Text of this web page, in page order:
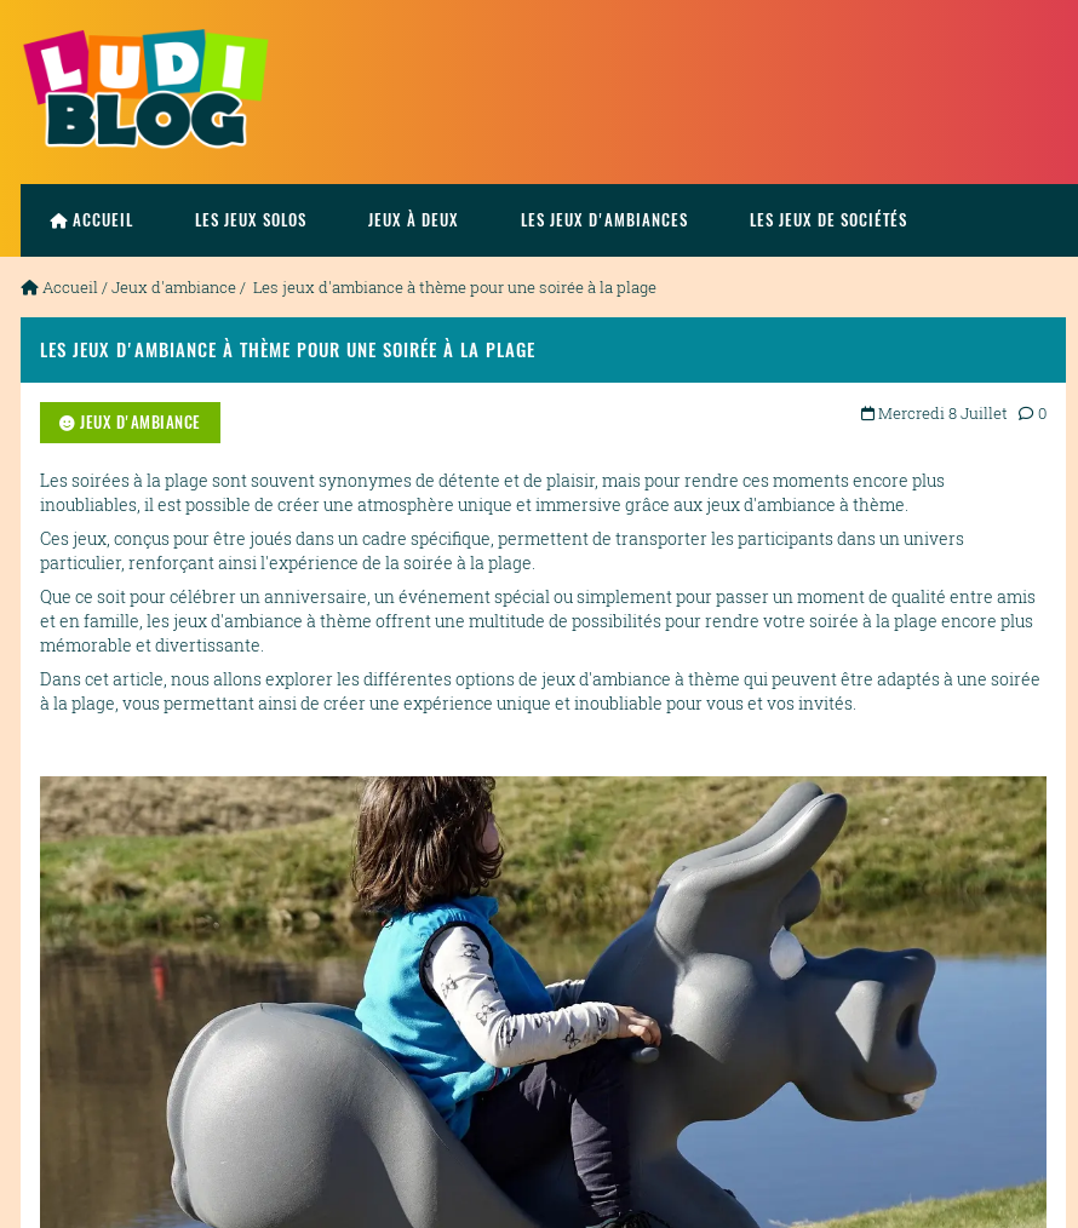
ACCUEIL LES JEUX SOLOS JEUX À DEUX LES JEUX D'AMBIANCES LES JEUX DE SOCIÉTÉS
Accueil/Jeux d'ambiance/ Les jeux d'ambiance à thème pour une soirée à la plage
LES JEUX D'AMBIANCE À THÈME POUR UNE SOIRÉE À LA PLAGE
JEUX D'AMBIANCE Mercredi 8 Juillet 0
Les soirées à la plage sont souvent synonymes de détente et de plaisir, mais pour rendre ces moments encore plus
inoubliables, il est possible de créer une atmosphère unique et immersive grâce aux jeux d'ambiance à thème.
Ces jeux, conçus pour être joués dans un cadre spécifique, permettent de transporter les participants dans un univers
particulier, renforçant ainsi l'expérience de la soirée à la plage.
Que ce soit pour célébrer un anniversaire, un événement spécial ou simplement pour passer un moment de qualité entre amis
et en famille, les jeux d'ambiance à thème offrent une multitude de possibilités pour rendre votre soirée à la plage encore plus
mémorable et divertissante.
Dans cet article, nous allons explorer les différentes options de jeux d'ambiance à thème qui peuvent être adaptés à une soirée
à la plage, vous permettant ainsi de créer une expérience unique et inoubliable pour vous et vos invités.